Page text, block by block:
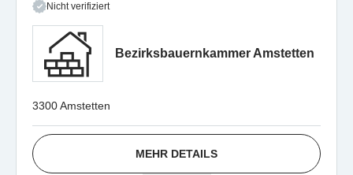
Nicht verifiziert
Bezirksbauernkammer Amstetten
3300 Amstetten
MEHR DETAILS